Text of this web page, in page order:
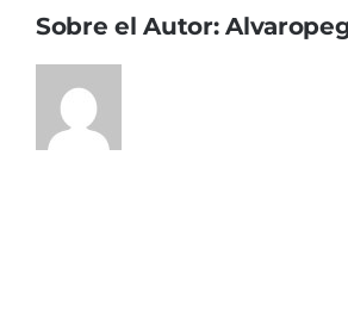
Sobre el Autor: